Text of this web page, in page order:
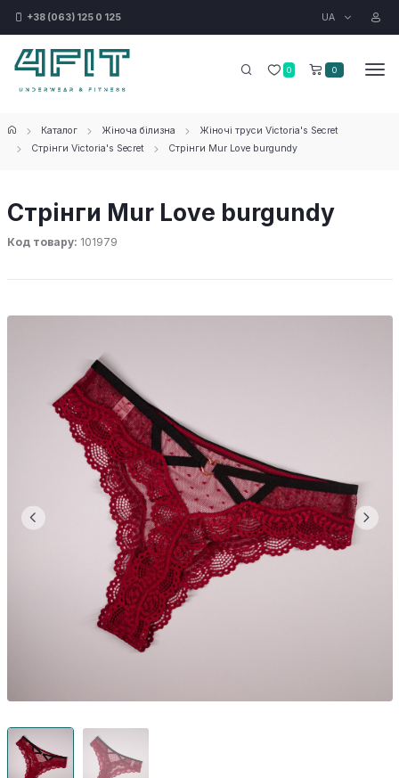
+38 (063) 125 0 125 UA
0 0
Каталог Жіноча білизна
Жіночі труси Victoria's Secret
Стрінги Victoria's Secret
Стрінги Mur Love burgundy
Стрінги Mur Love burgundy
Код товару: 101979